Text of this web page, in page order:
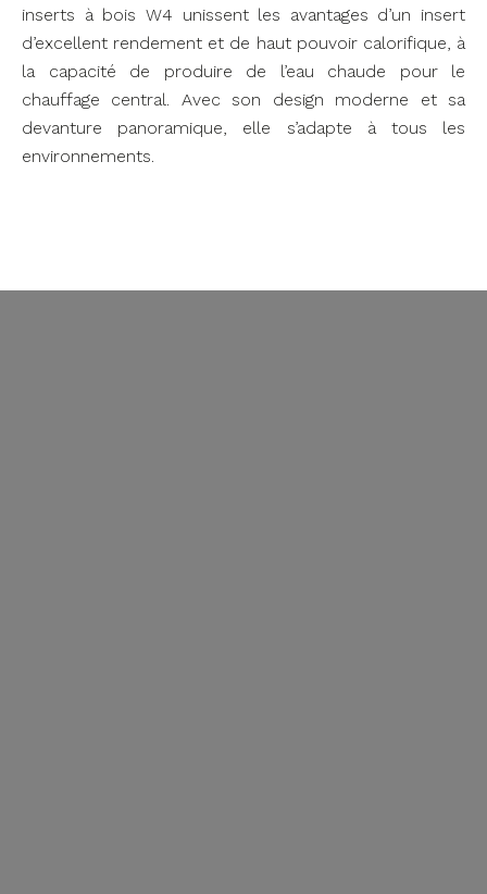
inserts à bois W4 unissent les avantages d’un insert
d’excellent rendement et de haut pouvoir calorifique, à
la capacité de produire de l’eau chaude pour le
chauffage central. Avec son design moderne et sa
devanture panoramique, elle s’adapte à tous les
environnements.